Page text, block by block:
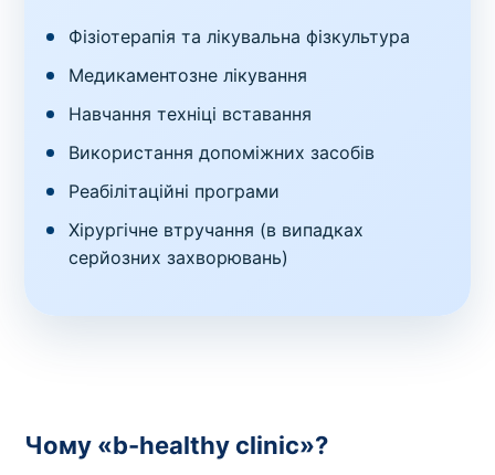
Фізіотерапія та лікувальна фізкультура
Медикаментозне лікування
Навчання техніці вставання
Використання допоміжних засобів
Реабілітаційні програми
Хірургічне втручання (в випадках
серйозних захворювань)
Чому «b-healthy clinic»?